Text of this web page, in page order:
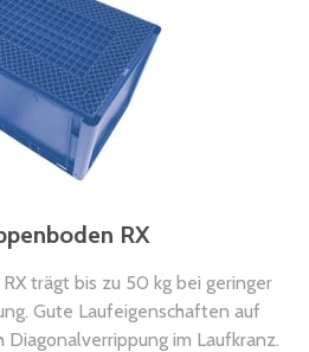
RX
trägt bis zu 50 kg bei geringer
Gute Laufeigenschaften auf
Diagonalverrippung im Laufkranz.